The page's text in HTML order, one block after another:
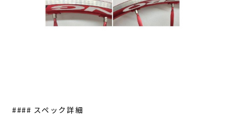
#### スペック詳細